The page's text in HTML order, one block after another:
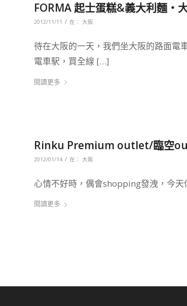
FORMA 起士蛋糕&義大利麵‧
2012/11/11 / 在： 大阪
待在大阪的一天，我們坐大阪的路面電
電車駅，買全線 […]
閱讀更多
Rinku Premium outlet/臨空
2012/01/14 / 在： 大阪
心情不好時，偶會shopping發洩，今
閱讀更多